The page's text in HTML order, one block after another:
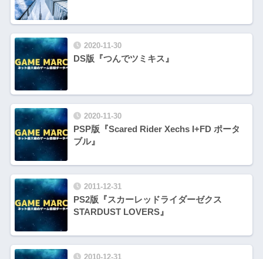
2020-11-30
DS版『つんでツミキス』
2020-11-30
PSP版『Scared Rider Xechs I+FD ポータ
ブル』
2011-12-31
PS2版『スカーレッドライダーゼクス
STARDUST LOVERS』
2010-12-31